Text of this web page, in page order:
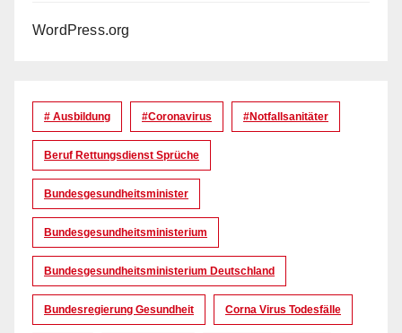
WordPress.org
# Ausbildung #coronavirus #Notfallsanitäter
Beruf Rettungsdienst Sprüche
Bundesgesundheitsminister
Bundesgesundheitsministerium
Bundesgesundheitsministerium Deutschland
Bundesregierung Gesundheit Corna Virus Todesfälle